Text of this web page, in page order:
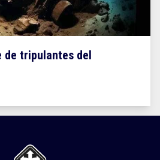
de tripulantes del